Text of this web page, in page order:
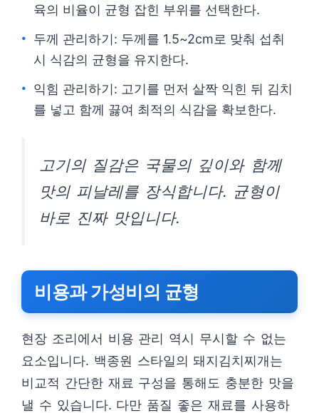
육의 비율이 균형 잡힌 부위를 선택한다.
두께 관리하기: 두께를 1.5~2cm로 맞춰 섭취
시 식감의 균형을 유지한다.
익힘 관리하기: 고기를 먼저 살짝 익힌 뒤 김치
를 넣고 함께 끓여 최적의 식감을 확보한다.
고기의 질감은 국물의 깊이와 함께
맛의 피날레를 장식합니다. 균형이
바로 진짜 맛입니다.
비용과 가성비의 균형
현장 조리에서 비용 관리 역시 무시할 수 없는
요소입니다. 백종원 스타일의 돼지김치찌개는
비교적 간단한 재료 구성을 통해도 충분한 맛을
낼 수 있습니다. 다만 품질 좋은 재료를 사용하